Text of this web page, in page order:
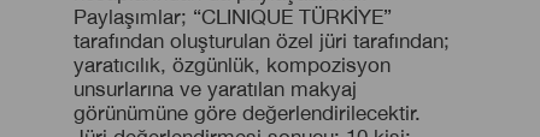
Paylaşımlar; “CLINIQUE TÜRKİYE”
tarafından oluşturulan özel jüri tarafından;
yaratıcılık, özgünlük, kompozisyon
unsurlarına ve yaratılan makyaj
görünümüne göre değerlendirilecektir.